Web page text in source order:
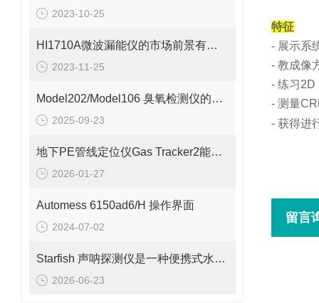
2023-10-25
HI1710A微波漏能仪的市场前景有望改善
2023-11-25
Model202/Model106 臭氧检测仪的基本工作原理解析
2025-09-23
地下PE管线定位仪Gas Tracker2能够准确地定位PE管线的位置
2026-01-27
Automess 6150ad6/H 操作界面
2024-07-02
Starfish 声呐探测仪是一种便携式水下成像设备
2026-06-23
特征
- 展示系
- 教成像
- 练习2D
- 测量
- 获得进
留言